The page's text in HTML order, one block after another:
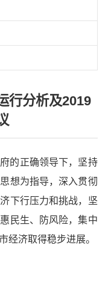
行分析及2019
的正确领导下，坚持
想为指导，深入贯彻
下行压力和挑战，坚
民生、防风险，集中
经济取得稳步进展。